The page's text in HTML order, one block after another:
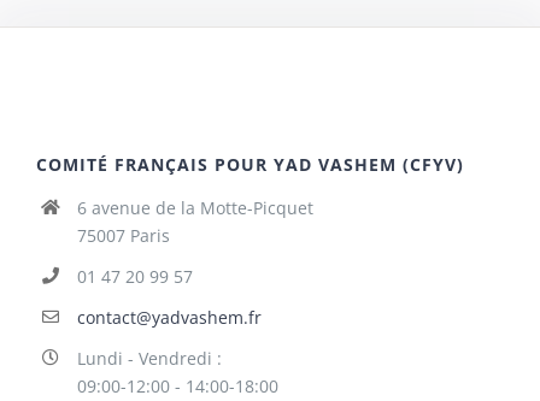
COMITÉ FRANÇAIS POUR YAD VASHEM (CFYV)
6 avenue de la Motte-Picquet
75007 Paris
01 47 20 99 57
contact@yadvashem.fr
Lundi - Vendredi :
09:00-12:00 - 14:00-18:00